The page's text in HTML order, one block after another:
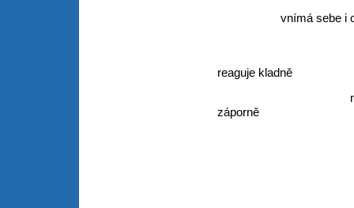
vnímá
reaguje kladně
nebojí
záporně